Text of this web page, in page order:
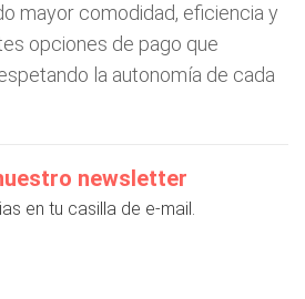
mayor comodidad, eficiencia y
opciones de pago que
la autonomía de cada
newsletter
en tu casilla de e-mail.